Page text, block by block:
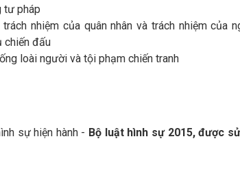
tư pháp
nhiệm của quân nhân và trách nhiệm của
chiến đấu
loài người và tội phạm chiến tranh
sự hiện hành - Bộ luật hình sự 2015, được